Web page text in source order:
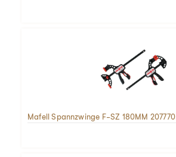
Mafell Spannzwinge F-SZ 180MM 207770